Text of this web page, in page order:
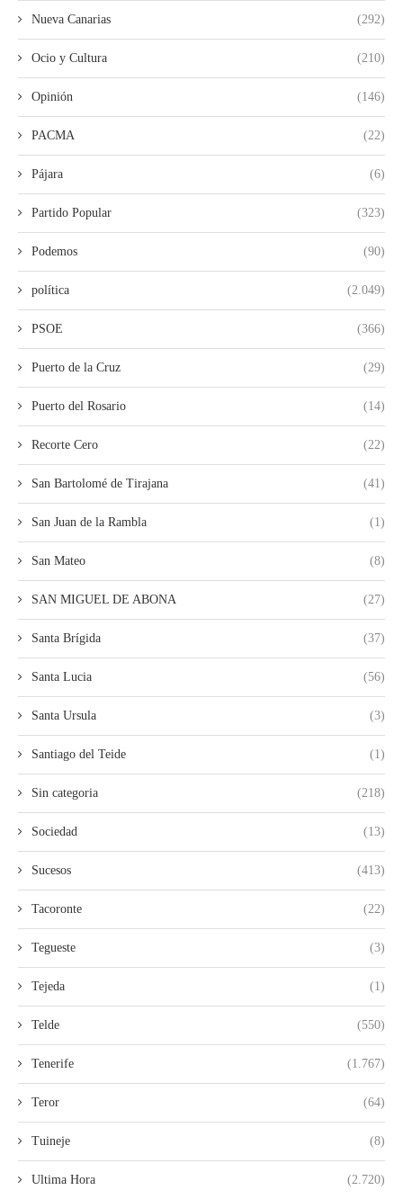
Nueva Canarias (292)
Ocio y Cultura (210)
Opinión (146)
PACMA (22)
Pájara (6)
Partido Popular (323)
Podemos (90)
política (2.049)
PSOE (366)
Puerto de la Cruz (29)
Puerto del Rosario (14)
Recorte Cero (22)
San Bartolomé de Tirajana (41)
San Juan de la Rambla (1)
San Mateo (8)
SAN MIGUEL DE ABONA (27)
Santa Brígida (37)
Santa Lucia (56)
Santa Ursula (3)
Santiago del Teide (1)
Sin categoria (218)
Sociedad (13)
Sucesos (413)
Tacoronte (22)
Tegueste (3)
Tejeda (1)
Telde (550)
Tenerife (1.767)
Teror (64)
Tuineje (8)
Ultima Hora (2.720)